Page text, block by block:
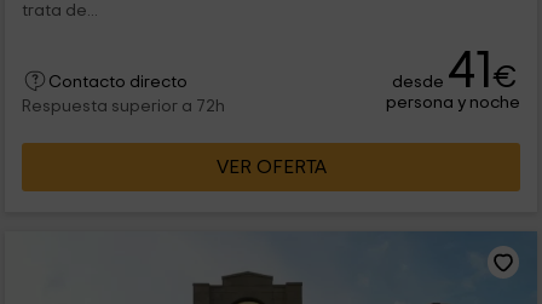
trata de...
Contacto directo
Respuesta superior a 72h
desde 41€
persona y noche
VER OFERTA